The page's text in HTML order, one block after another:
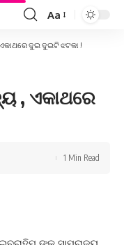
Font
Resizer
Aa
ଦୁଇ ଦୁଇଟି ଝଟକା !
, ଏକାଥରେ
1 Min Read